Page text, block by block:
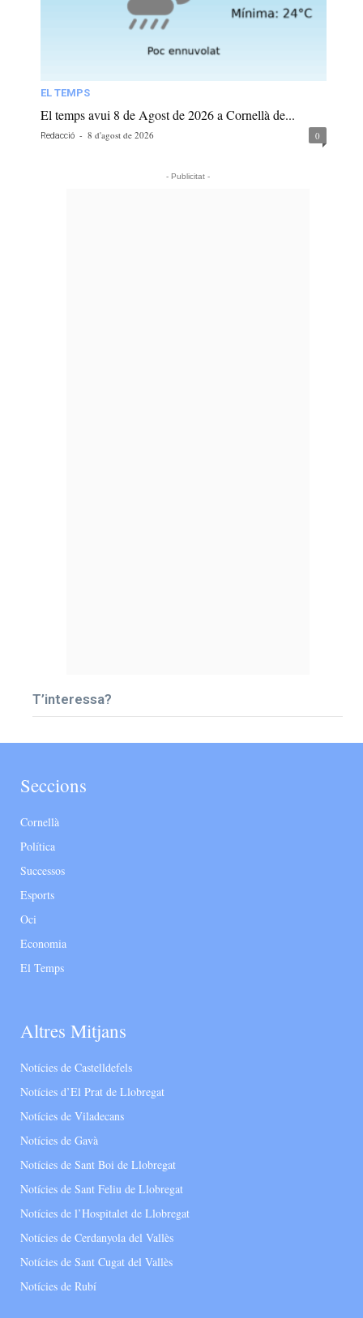
EL TEMPS
El temps avui 8 de Agost de 2026 a Cornellà de...
Redacció - 8 d'agost de 2026 0
- Publicitat -
T’interessa?
Seccions
Cornellà
Política
Successos
Esports
Oci
Economia
El Temps
Altres Mitjans
Notícies de Castelldefels
Notícies d’El Prat de Llobregat
Notícies de Viladecans
Notícies de Gavà
Notícies de Sant Boi de Llobregat
Notícies de Sant Feliu de Llobregat
Notícies de l’Hospitalet de Llobregat
Notícies de Cerdanyola del Vallès
Notícies de Sant Cugat del Vallès
Notícies de Rubí